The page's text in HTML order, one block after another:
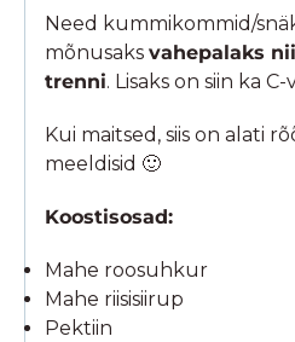
Need kummikommid/
mõnusaksvahepalaks
trenni. Lisaks on siin ka C-
Kui maitsed, siis on alati
meeldisid 🙂
Koostisosad:
Mahe roosuhkur
Mahe riisisiirup
Pektiin